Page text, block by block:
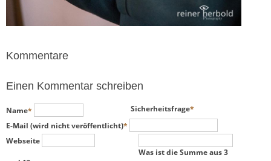
Kommentare
Einen Kommentar schreiben
Pflichtfeld
Name*
Pflichtfeld
E-Mail (wird nicht veröffentlicht)*
Webseite
Pflichtfeld
Sicherheitsfrage*
Was ist die Summe aus 3